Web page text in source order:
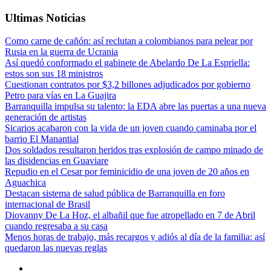
Ultimas Noticias
Como carne de cañón: así reclutan a colombianos para pelear por
Rusia en la guerra de Ucrania
Así quedó conformado el gabinete de Abelardo De La Espriella:
estos son sus 18 ministros
Cuestionan contratos por $3,2 billones adjudicados por gobierno
Petro para vías en La Guajira
Barranquilla impulsa su talento: la EDA abre las puertas a una nueva
generación de artistas
Sicarios acabaron con la vida de un joven cuando caminaba por el
barrio El Manantial
Dos soldados resultaron heridos tras explosión de campo minado de
las disidencias en Guaviare
Repudio en el Cesar por feminicidio de una joven de 20 años en
Aguachica
Destacan sistema de salud pública de Barranquilla en foro
internacional de Brasil
Diovanny De La Hoz, el albañil que fue atropellado en 7 de Abril
cuando regresaba a su casa
Menos horas de trabajo, más recargos y adiós al día de la familia: así
quedaron las nuevas reglas